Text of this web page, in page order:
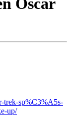
trek-sp%C3%A5s-
up/